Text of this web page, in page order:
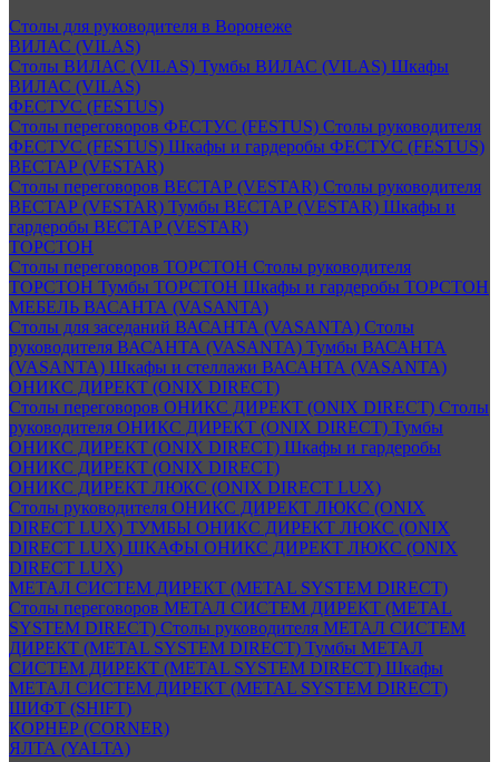
Столы для руководителя в Воронеже
ВИЛАС (VILAS)
Столы ВИЛАС (VILAS) Тумбы ВИЛАС (VILAS) Шкафы
ВИЛАС (VILAS)
ФЕСТУС (FESTUS)
Столы переговоров ФЕСТУС (FESTUS) Столы руководителя
ФЕСТУС (FESTUS) Шкафы и гардеробы ФЕСТУС (FESTUS)
ВЕСТАР (VESTAR)
Столы переговоров ВЕСТАР (VESTAR) Столы руководителя
ВЕСТАР (VESTAR) Тумбы ВЕСТАР (VESTAR) Шкафы и
гардеробы ВЕСТАР (VESTAR)
ТОРСТОН
Столы переговоров ТОРСТОН Столы руководителя
ТОРСТОН Тумбы ТОРСТОН Шкафы и гардеробы ТОРСТОН
МЕБЕЛЬ ВАСАНТА (VASANTA)
Столы для заседаний ВАСАНТА (VASANTA) Столы
руководителя ВАСАНТА (VASANTA) Тумбы ВАСАНТА
(VASANTA) Шкафы и стеллажи ВАСАНТА (VASANTA)
ОНИКС ДИРЕКТ (ONIX DIRECT)
Столы переговоров ОНИКС ДИРЕКТ (ONIX DIRECT) Столы
руководителя ОНИКС ДИРЕКТ (ONIX DIRECT) Тумбы
ОНИКС ДИРЕКТ (ONIX DIRECT) Шкафы и гардеробы
ОНИКС ДИРЕКТ (ONIX DIRECT)
ОНИКС ДИРЕКТ ЛЮКС (ONIX DIRECT LUX)
Столы руководителя ОНИКС ДИРЕКТ ЛЮКС (ONIX
DIRECT LUX) ТУМБЫ ОНИКС ДИРЕКТ ЛЮКС (ONIX
DIRECT LUX) ШКАФЫ ОНИКС ДИРЕКТ ЛЮКС (ONIX
DIRECT LUX)
МЕТАЛ СИСТЕМ ДИРЕКТ (METAL SYSTEM DIRECT)
Столы переговоров МЕТАЛ СИСТЕМ ДИРЕКТ (METAL
SYSTEM DIRECT) Столы руководителя МЕТАЛ СИСТЕМ
ДИРЕКТ (METAL SYSTEM DIRECT) Тумбы МЕТАЛ
СИСТЕМ ДИРЕКТ (METAL SYSTEM DIRECT) Шкафы
МЕТАЛ СИСТЕМ ДИРЕКТ (METAL SYSTEM DIRECT)
ШИФТ (SHIFT)
КОРНЕР (CORNER)
ЯЛТА (YALTA)